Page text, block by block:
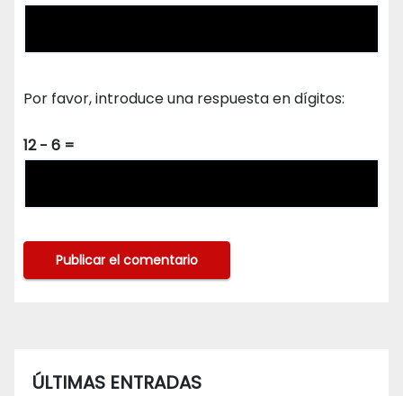
Por favor, introduce una respuesta en dígitos:
12 − 6 =
ÚLTIMAS ENTRADAS